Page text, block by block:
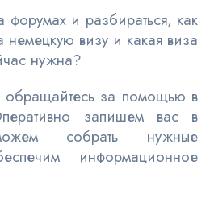
форумах и разбираться, как
немецкую визу и какая виза
нужна?
обращайтесь за помощью в
запишем вас в
собрать нужные
информационное